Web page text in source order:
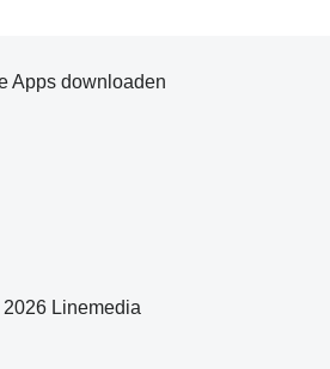
Linemedia
Apps downloaden